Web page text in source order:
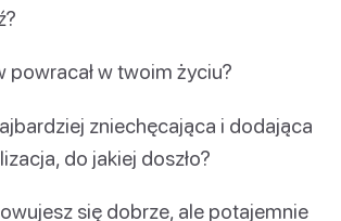
powracał w twoim życiu?
zniechęcająca i dodająca
do jakiej doszło?
się dobrze, ale potajemnie